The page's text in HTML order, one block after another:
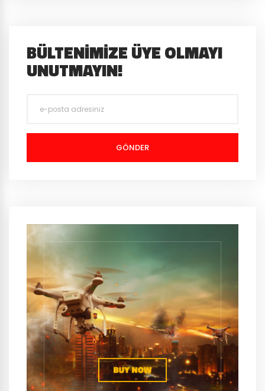
BÜLTENIMIZE ÜYE OLMAYI
UNUTMAYIN!